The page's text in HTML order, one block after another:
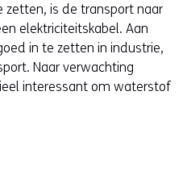
zetten, is de transport naar
elektriciteitskabel. Aan
in te zetten in industrie,
Naar verwachting
interessant om waterstof